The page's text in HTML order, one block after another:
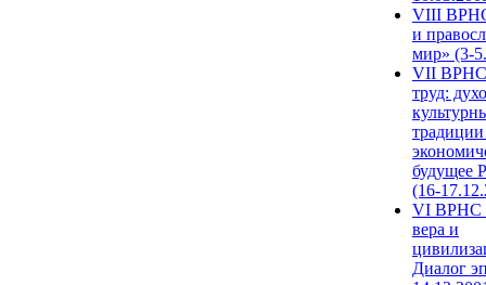
VIII
и
мир» (3-
VII ВРНС
труд:
будущее
(16-
VI ВРНС
вера и
Диалог